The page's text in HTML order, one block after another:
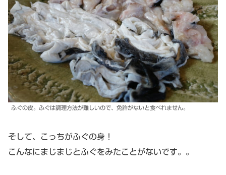
ふぐの皮。ふぐは調理方法が難しいので、免許がないと食べれません。
そして、こっちがふぐの身！
こんなにまじまじとふぐをみたことがないです。。